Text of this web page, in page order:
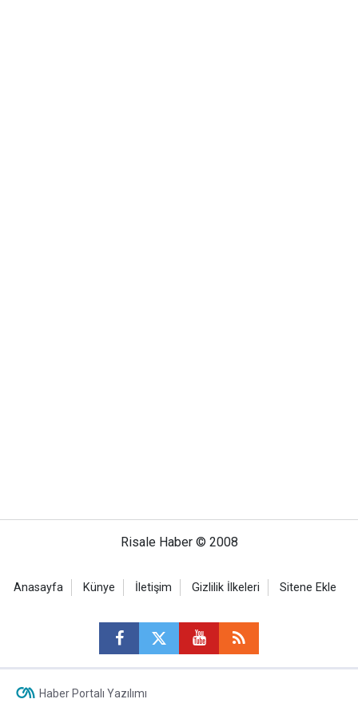
Risale Haber © 2008
Anasayfa Künye İletişim Gizlilik İlkeleri Sitene Ekle
Haber Portalı Yazılımı